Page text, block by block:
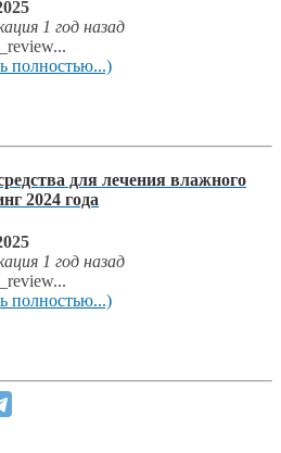
1 год назад
полностью...)
для лечения влажного
2024 года
1 год назад
полностью...)